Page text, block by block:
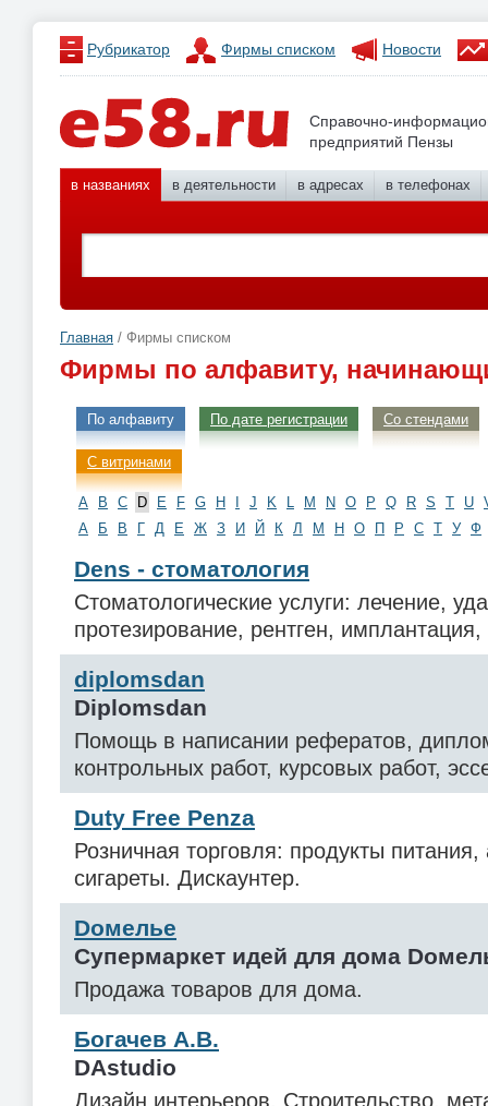
Рубрикатор Фирмы списком Новости
Справочно-
предприятий Пензы
в названиях в деятельности в адресах в телефонах
Главная / Фирмы списком
Фирмы по алфавиту,
По алфавиту По дате регистрации Со стендами
С витринами
A B C D E F G H J K M N O P Q R S T U
А
Б В Г Д Е Ж З И Й К Л М Н О П Р С Т У Ф
Dens - стоматология
Стоматологические услуги: лечение,
протезирование, рентген, имплантация,
diplomsdan
Diplomsdan
Помощь в написании рефератов,
контрольных работ, курсовых работ,
Duty Free Penza
Розничная торговля: продукты питания,
сигареты. Дискаунтер.
Dомелье
Супермаркет идей для дома
Продажа товаров для дома.
Богачев А.В.
DAstudio
Дизайн интерьеров. Строительство,